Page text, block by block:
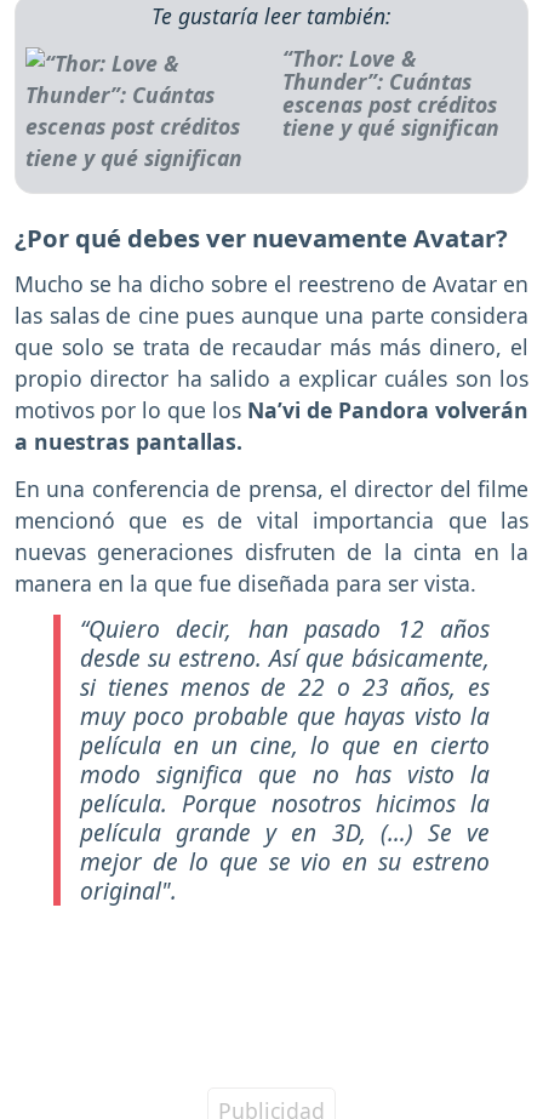
Te gustaría leer también:
“Thor: Love &
Thunder”: Cuántas
escenas post créditos
tiene y qué significan
¿Por qué debes ver nuevamente Avatar?
Mucho se ha dicho sobre el reestreno de Avatar en
las salas de cine pues aunque una parte considera
que solo se trata de recaudar más más dinero, el
propio director ha salido a explicar cuáles son los
motivos por lo que los Na’vi de Pandora volverán
a nuestras pantallas.
En una conferencia de prensa, el director del filme
mencionó que es de vital importancia que las
nuevas generaciones disfruten de la cinta en la
manera en la que fue diseñada para ser vista.
“Quiero decir, han pasado 12 años
desde su estreno. Así que básicamente,
si tienes menos de 22 o 23 años, es
muy poco probable que hayas visto la
película en un cine, lo que en cierto
modo significa que no has visto la
película. Porque nosotros hicimos la
película grande y en 3D, (…) Se ve
mejor de lo que se vio en su estreno
original".